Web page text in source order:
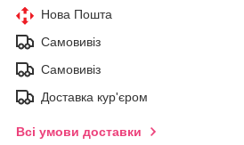
Нова Пошта
Самовивіз
Самовивіз
Доставка кур'єром
Всі умови доставки